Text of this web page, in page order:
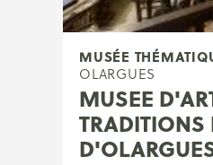
MUSÉE
OLARGUES
MUSEE
TRADITIONS